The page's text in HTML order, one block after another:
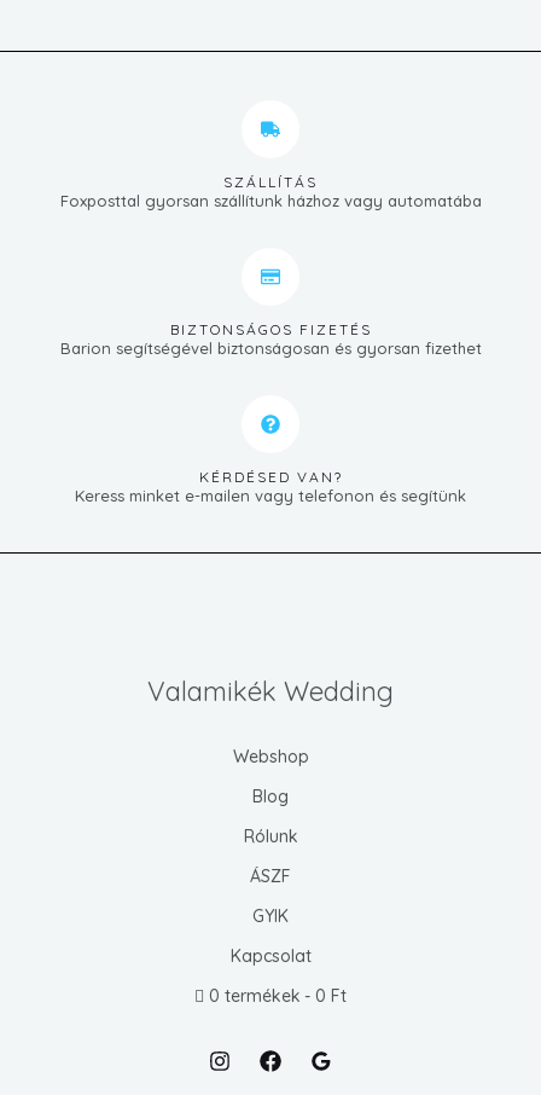
SZÁLLÍTÁS
Foxposttal gyorsan szállítunk házhoz vagy automatába
BIZTONSÁGOS FIZETÉS
Barion segítségével biztonságosan és gyorsan fizethet
KÉRDÉSED VAN?
Keress minket e-mailen vagy telefonon és segítünk
Valamikék Wedding
Webshop
Blog
Rólunk
ÁSZF
GYIK
Kapcsolat
0 termékek
0 Ft